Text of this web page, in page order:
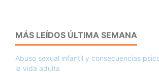
MÁS LEÍDOS ÚLTIMA SEMANA
Abuso sexual infantil y consecuencias
la vida adulta